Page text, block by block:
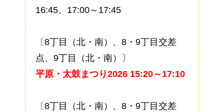
16:45、17:00～17:45
〔8丁目（北・南）、8・9丁目交差
点、9丁目（北・南）〕
平原・太鼓まつり2026 15:20～17:10
〔8丁目（北・南）、8・9丁目交差